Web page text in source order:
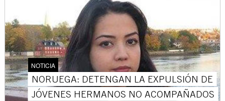
NOTICIA
NORUEGA: DETENGAN LA EXPULSIÓN DE
JÓVENES HERMANOS NO ACOMPAÑADOS